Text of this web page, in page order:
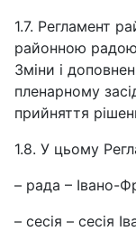
1.7. Регламент
районною радою
Зміни і
пленарному
прийняття
1.8. У цьому
– рада – Івано-
– сесія – сесія